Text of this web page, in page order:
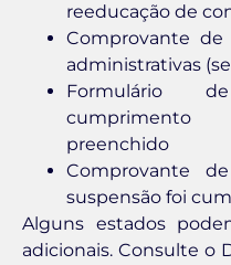
reeducação de
Comprovante
administrativas
Formulário
preenchido
Comprovante
suspensão foi
Alguns estados
adicionais. Consulte o